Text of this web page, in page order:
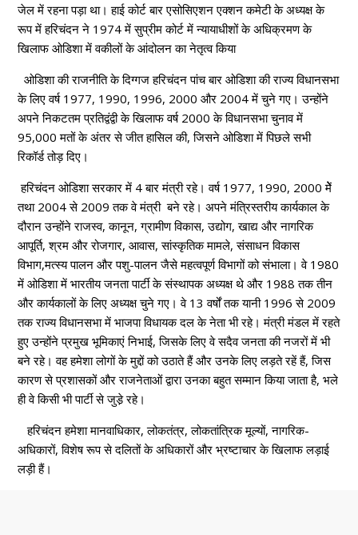
जेल में रहना पड़ा था। हाई कोर्ट बार एसोसिएशन एक्शन कमेटी के अध्यक्ष के
रूप में हरिचंदन ने 1974 में सुप्रीम कोर्ट में न्यायाधीशों के अधिक्रमण के
खिलाफ ओडिशा में वकीलों के आंदोलन का नेतृत्व किया
ओडिशा की राजनीति के दिग्गज हरिचंदन पांच बार ओडिशा की राज्य विधानसभा
के लिए वर्ष 1977, 1990, 1996, 2000 और 2004 में चुने गए। उन्होंने
अपने निकटतम प्रतिद्वंद्वी के खिलाफ वर्ष 2000 के विधानसभा चुनाव में
95,000 मतों के अंतर से जीत हासिल की, जिसने ओडिशा में पिछले सभी
रिकॉर्ड तोड़ दिए।
हरिचंदन ओडिशा सरकार में 4 बार मंत्री रहे। वर्ष 1977, 1990, 2000 मेेेें
तथा 2004 से 2009 तक वे मंत्री बने रहे। अपने मंत्रिस्तरीय कार्यकाल के
दौरान उन्होंने राजस्व, कानून, ग्रामीण विकास, उद्योग, खाद्य और नागरिक
आपूर्ति, श्रम और रोजगार, आवास, सांस्कृतिक मामले, संसाधन विकास
विभाग,मत्स्य पालन और पशु-पालन जैसे महत्वपूर्ण विभागों को संभाला। वे 1980
में ओडिशा में भारतीय जनता पार्टी के संस्थापक अध्यक्ष थे और 1988 तक तीन
और कार्यकालों के लिए अध्यक्ष चुने गए। वे 13 वर्षों तक यानी 1996 से 2009
तक राज्य विधानसभा में भाजपा विधायक दल के नेता भी रहे। मंत्री मंडल में रहते
हुए उन्होंने प्रमुख भूमिकाएं निभाई, जिसके लिए वे सदैव जनता की नजरों में भी
बने रहे। वह हमेशा लोगों के मुद्दों को उठाते हैं और उनके लिए लड़ते रहें हैं, जिस
कारण से प्रशासकों और राजनेताओं द्वारा उनका बहुत सम्मान किया जाता है, भले
ही वे किसी भी पार्टी से जुडे़ रहे।
हरिचंदन हमेशा मानवाधिकार, लोकतंत्र, लोकतांत्रिक मूल्यों, नागरिक-
अधिकारों, विशेष रूप से दलितों के अधिकारों और भ्रष्टाचार के खिलाफ लड़ाई
लड़ी हैं।